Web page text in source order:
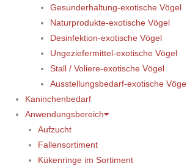
Gesunderhaltung-exotische Vögel
Naturprodukte-exotische Vögel
Desinfektion-exotische Vögel
Ungeziefermittel-exotische Vögel
Stall / Voliere-exotische Vögel
Ausstellungsbedarf-exotische Vögel
Kaninchenbedarf
Anwendungsbereich
Aufzucht
Fallensortiment
Kükenringe im Sortiment